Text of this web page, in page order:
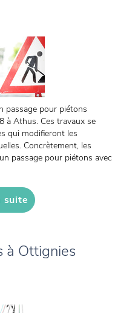
passage pour piétons
à Athus. Ces travaux se
qui modifieront les
Concrètement, les
passage pour piétons avec
suite
à Ottignies